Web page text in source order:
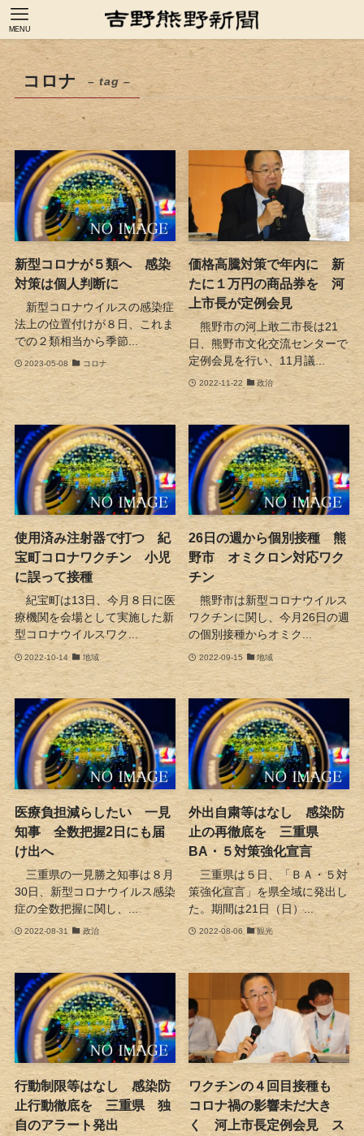
MENU
コロナ – tag –
新型コロナが５類へ 感染
対策は個人判断に
新型コロナウイルスの感染症
法上の位置付けが８日、これま
での２類相当から季節...
2023-05-08 コロナ
価格高騰対策で年内に 新
たに１万円の商品券を 河
上市長が定例会見
熊野市の河上敢二市長は21
日、熊野市文化交流センターで
定例会見を行い、11月議...
2022-11-22 政治
使用済み注射器で打つ 紀
宝町コロナワクチン 小児
に誤って接種
紀宝町は13日、今月８日に医
療機関を会場として実施した新
型コロナウイルスワク...
2022-10-14 地域
26日の週から個別接種 熊
野市 オミクロン対応ワク
チン
熊野市は新型コロナウイルス
ワクチンに関し、今月26日の週
の個別接種からオミク...
2022-09-15 地域
医療負担減らしたい 一見
知事 全数把握2日にも届
け出へ
三重県の一見勝之知事は８月
30日、新型コロナウイルス感染
症の全数把握に関し、...
2022-08-31 政治
外出自粛等はなし 感染防
止の再徹底を 三重県
BA・５対策強化宣言
三重県は５日、「ＢＡ・５対
策強化宣言」を県全域に発出し
た。期間は21日（日）...
2022-08-06 観光
行動制限等はなし 感染防
止行動徹底を 三重県 独
自のアラート発出
ワクチンの４回目接種も
コロナ禍の影響未だ大き
く 河上市長定例会見 ス